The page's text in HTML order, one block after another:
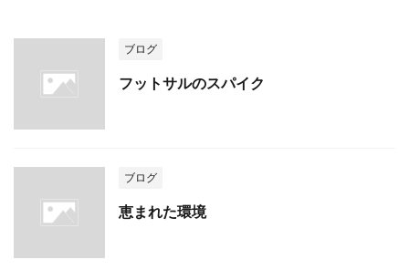
ブログ
フットサルのスパイク
ブログ
恵まれた環境